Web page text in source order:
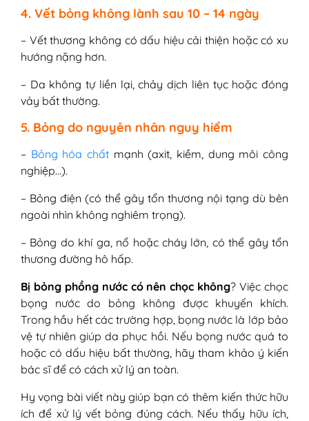
4. Vết bỏng không lành sau 10 – 14 ngày
– Vết thương không có dấu hiệu cải thiện hoặc có xu
hướng nặng hơn.
– Da không tự liền lại, chảy dịch liên tục hoặc đóng
vảy bất thường.
5. Bỏng do nguyên nhân nguy hiểm
– Bỏng hóa chất mạnh (axit, kiềm, dung môi công
nghiệp…).
– Bỏng điện (có thể gây tổn thương nội tạng dù bên
ngoài nhìn không nghiêm trọng).
– Bỏng do khí ga, nổ hoặc cháy lớn, có thể gây tổn
thương đường hô hấp.
Bị bỏng phồng nước có nên chọc không? Việc chọc
bọng nước do bỏng không được khuyến khích.
Trong hầu hết các trường hợp, bọng nước là lớp bảo
vệ tự nhiên giúp da phục hồi. Nếu bọng nước quá to
hoặc có dấu hiệu bất thường, hãy tham khảo ý kiến
bác sĩ để có cách xử lý an toàn.
Hy vọng bài viết này giúp bạn có thêm kiến thức hữu
ích để xử lý vết bỏng đúng cách. Nếu thấy hữu ích,